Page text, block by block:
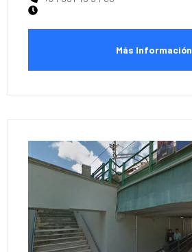
Más Información